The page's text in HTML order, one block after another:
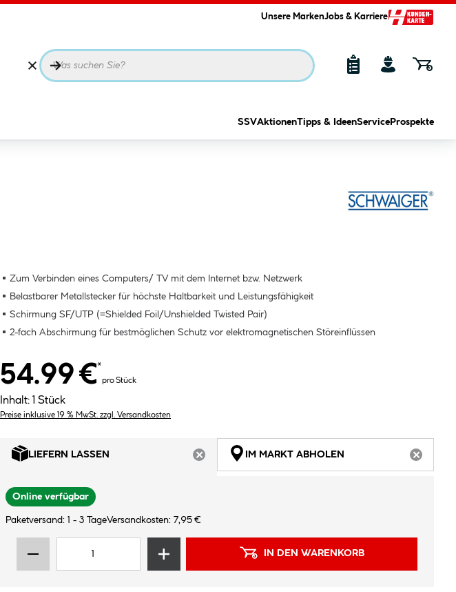
Unsere MarkenJobs & Karriere
SSVAktionenTipps & IdeenService Prospekte
Zum Verbinden eines Computers/ TV mit dem Internet bzw. Netzwerk
Belastbarer Metallstecker für höchste Haltbarkeit und Leistungsfähigkeit
Schirmung SF/UTP (=Shielded Foil/Unshielded Twisted Pair)
2-fach Abschirmung für bestmöglichen Schutz vor elektromagnetischen Störeinflüssen
54.99 €*
pro Stück
Inhalt: 1 Stück
Preise inklusive 19 % MwSt. zzgl. Versandkosten
LIEFERN LASSEN
ARTIKEL NICHT VERFÜGBAR
IM MARKT ABHOLEN
Online verfügbar
Paketversand: 1 - 3 TageVersandkosten: 7,95 €
IN DEN WARENKORB